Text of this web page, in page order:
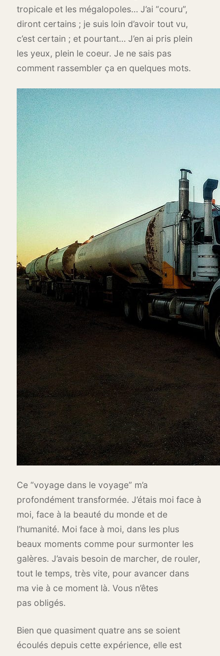
tropicale et les mégalopoles… J’ai “couru”,
diront certains ; je suis loin d’avoir tout vu,
c’est certain ; et pourtant… J’en ai pris plein
les yeux, plein le coeur. Je ne sais pas
comment rassembler ça en quelques mots.
Ce “voyage dans le voyage” m’a
profondément transformée. J’étais moi face à
moi, face à la beauté du monde et de
l’humanité. Moi face à moi, dans les plus
beaux moments comme pour surmonter les
galères. J’avais besoin de marcher, de rouler,
tout le temps, très vite, pour avancer dans
ma vie à ce moment là. Vous n’êtes
pas obligés.
Bien que quasiment quatre ans se soient
écoulés depuis cette expérience, elle est